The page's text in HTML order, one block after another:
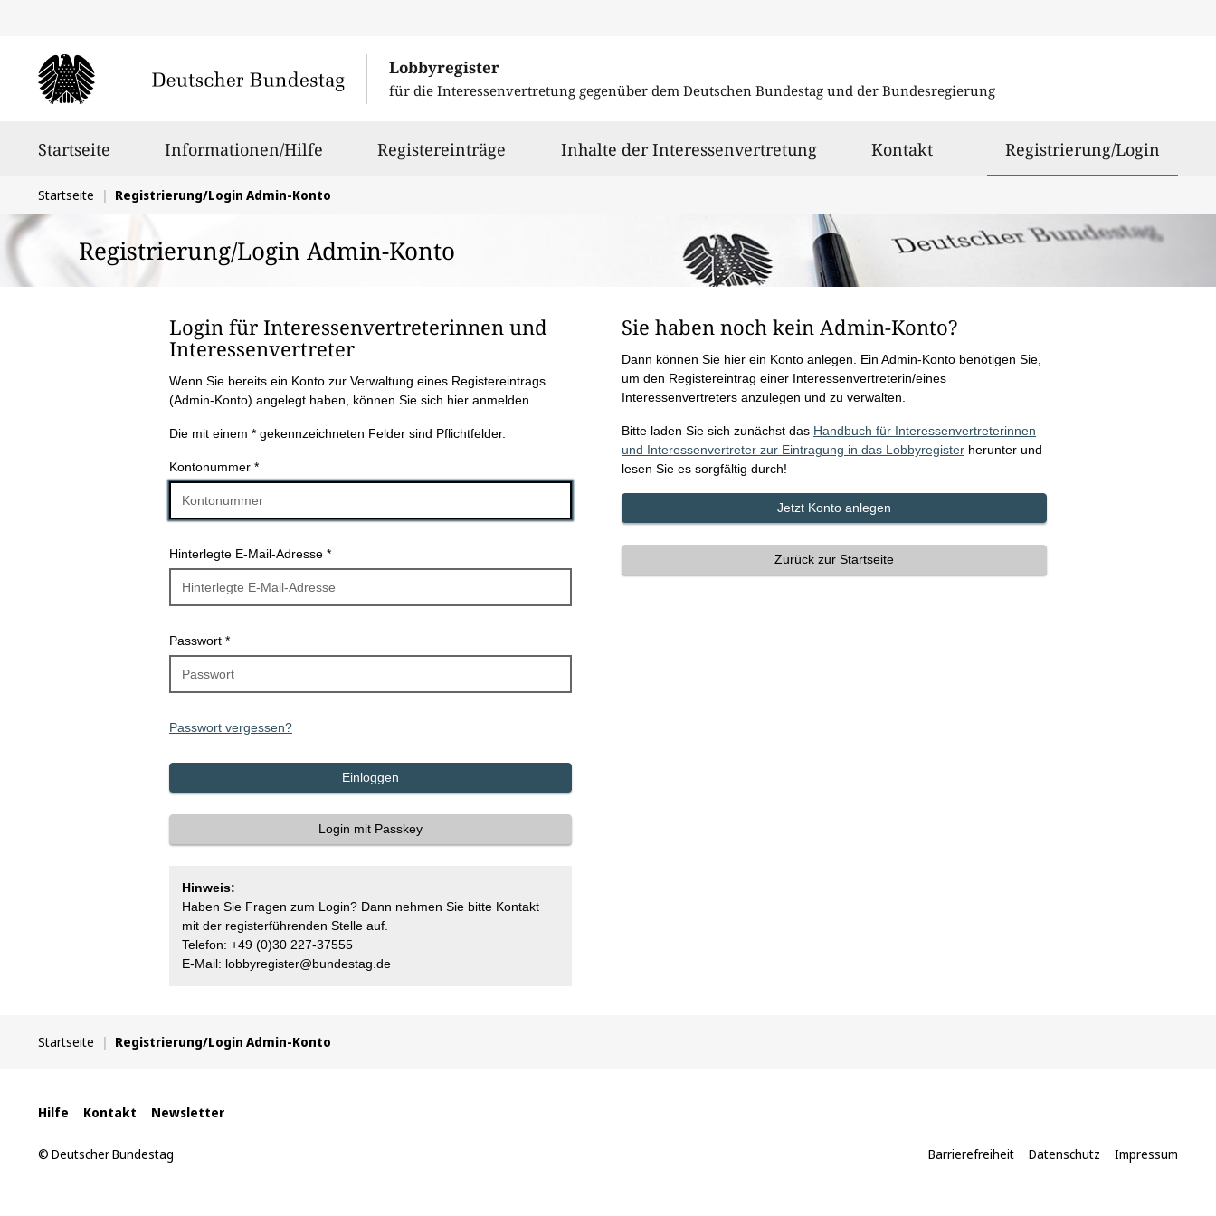
Lobbyregister
für die Interessenvertretung gegenüber dem Deutschen Bundestag und der Bundesregierung
Startseite Informationen/Hilfe Registereinträge Inhalte der Interessenvertretung Kontakt Registrierung/Login
Sie
befinden
sich
hier:
Startseite Registrierung/Login Admin-Konto
Registrierung/Login Admin-Konto
Login für Interessen­vertreter­innen und
Interessen­vertreter
Wenn Sie bereits ein Konto zur Verwaltung eines Registereintrags
(Admin-Konto) angelegt haben, können Sie sich hier anmelden.
Die mit einem * gekennzeichneten Felder sind Pflichtfelder.
Kontonummer *(
P
f
l
c
h
l
)
Hinterlegte E-Mail-Adresse *(
P
f
l
d
Passwort *(
P
f
l
c
f
e
d
Passwort vergessen?
Einloggen
Login mit Passkey
Hinweis:
Haben Sie Fragen zum Login? Dann nehmen Sie bitte Kontakt
mit der registerführenden Stelle auf.
Telefon: +49 (0)30 227-37555
E-Mail: lobbyregister@bundestag.de
Sie haben noch kein Admin-Konto?
Dann können Sie hier ein Konto anlegen. Ein Admin-Konto benötigen Sie,
um den Registereintrag einer Interessenvertreterin/eines
Interessenvertreters anzulegen und zu verwalten.
Bitte laden Sie sich zunächst das Handbuch für Interessenvertreterinnen
und Interessenvertreter zur Eintragung in das Lobbyregisterherunter und
lesen Sie es sorgfältig durch!
Jetzt Konto anlegen
Zurück zur Startseite
befinden
Startseite Registrierung/Login Admin-Konto
Interne
Links
Hilfe Kontakt Newsletter
Barrierefreiheit Datenschutz Impressum
© Deutscher Bundestag